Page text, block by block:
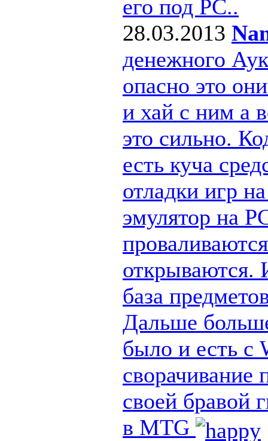
его под РС..
28.03.2013
денежного
опасно это
и хай с ним а
это сильно.
есть куча
отладки игр
эмулятор на
открываются.
база
Дальше
было и есть с
сворачивание
своей бравой
в MTG